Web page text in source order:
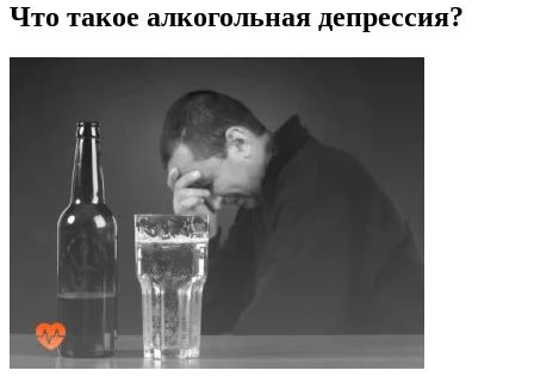
Что такое алкогольная депрессия?